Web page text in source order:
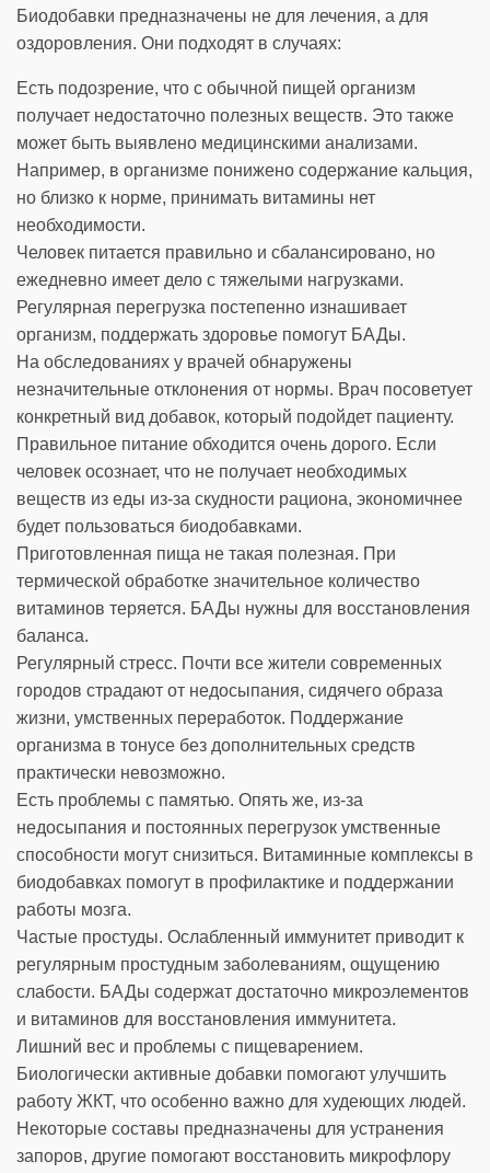
Биодобавки предназначены не для лечения, а для
оздоровления. Они подходят в случаях:
Есть подозрение, что с обычной пищей организм
получает недостаточно полезных веществ. Это также
может быть выявлено медицинскими анализами.
Например, в организме понижено содержание кальция,
но близко к норме, принимать витамины нет
необходимости.
Человек питается правильно и сбалансировано, но
ежедневно имеет дело с тяжелыми нагрузками.
Регулярная перегрузка постепенно изнашивает
организм, поддержать здоровье помогут БАДы.
На обследованиях у врачей обнаружены
незначительные отклонения от нормы. Врач посоветует
конкретный вид добавок, который подойдет пациенту.
Правильное питание обходится очень дорого. Если
человек осознает, что не получает необходимых
веществ из еды из-за скудности рациона, экономичнее
будет пользоваться биодобавками.
Приготовленная пища не такая полезная. При
термической обработке значительное количество
витаминов теряется. БАДы нужны для восстановления
баланса.
Регулярный стресс. Почти все жители современных
городов страдают от недосыпания, сидячего образа
жизни, умственных переработок. Поддержание
организма в тонусе без дополнительных средств
практически невозможно.
Есть проблемы с памятью. Опять же, из-за
недосыпания и постоянных перегрузок умственные
способности могут снизиться. Витаминные комплексы в
биодобавках помогут в профилактике и поддержании
работы мозга.
Частые простуды. Ослабленный иммунитет приводит к
регулярным простудным заболеваниям, ощущению
слабости. БАДы содержат достаточно микроэлементов
и витаминов для восстановления иммунитета.
Лишний вес и проблемы с пищеварением.
Биологически активные добавки помогают улучшить
работу ЖКТ, что особенно важно для худеющих людей.
Некоторые составы предназначены для устранения
запоров, другие помогают восстановить микрофлору